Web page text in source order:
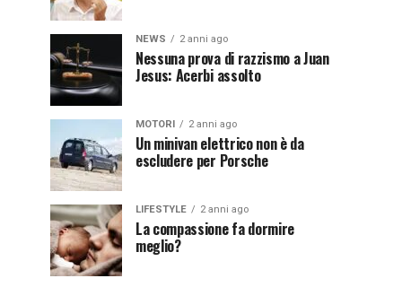
NEWS 2 anni ago
Nessuna prova di razzismo a Juan
Jesus: Acerbi assolto
MOTORI 2 anni ago
Un minivan elettrico non è da
escludere per Porsche
LIFESTYLE 2 anni ago
La compassione fa dormire
meglio?